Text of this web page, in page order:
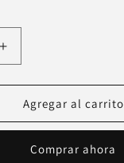
Aumentar
cantidad
para
Collar
largo
mano
Agregar al carrito
Comprar ahora